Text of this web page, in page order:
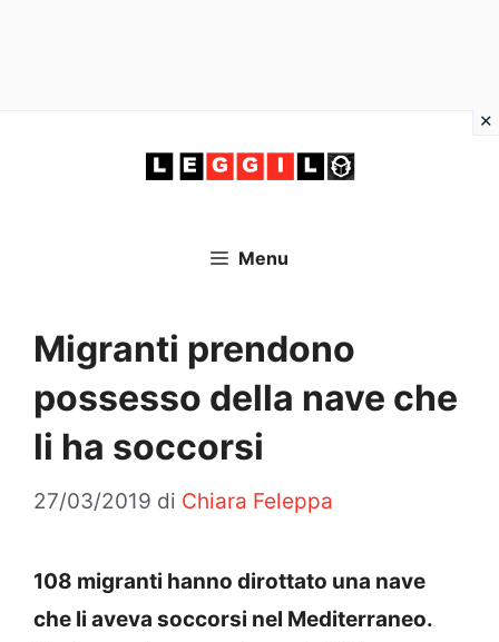
Menu
Migranti prendono
possesso della nave che
li ha soccorsi
27/03/2019 di Chiara Feleppa
108 migranti hanno dirottato una nave
che li aveva soccorsi nel Mediterraneo.